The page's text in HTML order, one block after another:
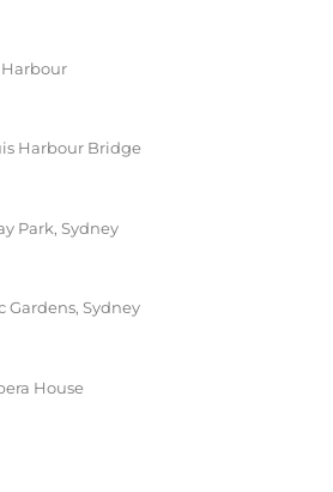
Harbour Bridge
Park, Sydney
Gardens, Sydney
House